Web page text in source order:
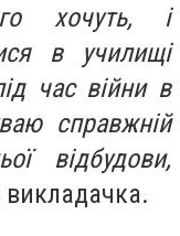
хочуть, і
в училищі
час війни в
справжній
відбудови,
викладачка.